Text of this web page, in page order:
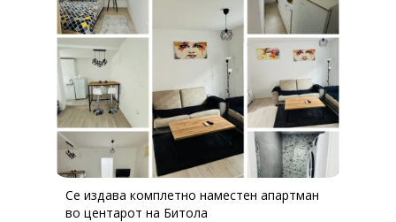
Се издава комплетно наместен апартман
во центарот на Битола